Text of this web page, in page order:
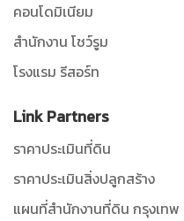
คอนโดมิเนียม
สำนักงาน โชว์รูม
โรงแรม รีสอร์ท
Link Partners
ราคาประเมินที่ดิน
ราคาประเมินสิ่งปลูกสร้าง
แผนที่สำนักงานที่ดิน กรุงเทพ